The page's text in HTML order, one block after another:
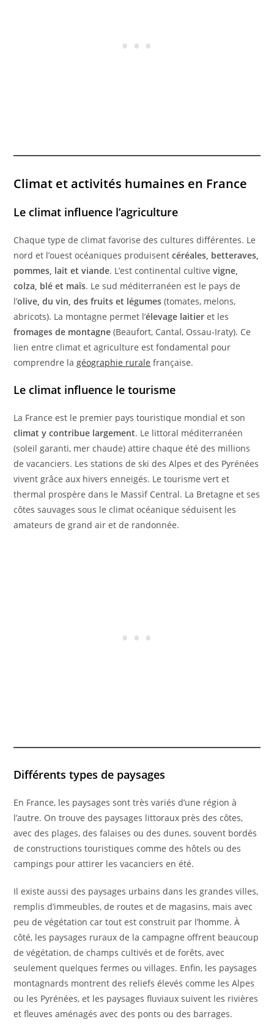
Climat et activités humaines en France
Le climat influence l’agriculture
Chaque type de climat favorise des cultures différentes. Le
nord et l’ouest océaniques produisentcéréales, betteraves,
pommes, lait et viande. L’est continental cultivevigne,
colza, blé et maïs. Le sud méditerranéen est le pays de
l’olive, du vin, des fruits et légumes (tomates, melons,
abricots). La montagne permet l’élevage laitier et les
fromages de montagne (Beaufort, Cantal, Ossau-Iraty). Ce
lien entre climat et agriculture est fondamental pour
comprendre la géographie rurale française.
Le climat influence le tourisme
La France est le premier pays touristique mondial et son
climat y contribue largement. Le littoral méditerranéen
(soleil garanti, mer chaude) attire chaque été des millions
de vacanciers. Les stations de ski des Alpes et des Pyrénées
vivent grâce aux hivers enneigés. Le tourisme vert et
thermal prospère dans le Massif Central. La Bretagne et ses
côtes sauvages sous le climat océanique séduisent les
amateurs de grand air et de randonnée.
Différents types de paysages
En France, les paysages sont très variés d’une région à
l’autre. On trouve des paysages littoraux près des côtes,
avec des plages, des falaises ou des dunes, souvent bordés
de constructions touristiques comme des hôtels ou des
campings pour attirer les vacanciers en été.
Il existe aussi des paysages urbains dans les grandes villes,
remplis d’immeubles, de routes et de magasins, mais avec
peu de végétation car tout est construit par l’homme. À
côté, les paysages ruraux de la campagne offrent beaucoup
de végétation, de champs cultivés et de forêts, avec
seulement quelques fermes ou villages. Enfin, les paysages
montagnards montrent des reliefs élevés comme les Alpes
ou les Pyrénées, et les paysages fluviaux suivent les rivières
et fleuves aménagés avec des ponts ou des barrages.